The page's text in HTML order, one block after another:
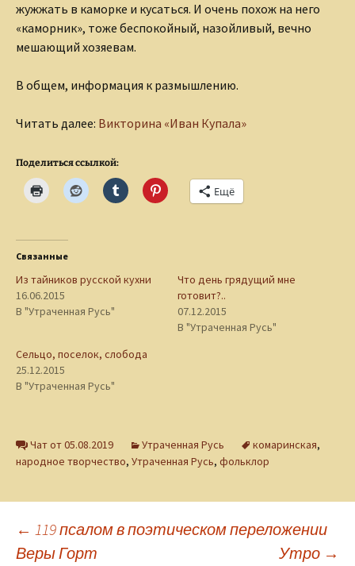
жужжать в каморке и кусаться. И очень похож на него
«каморник», тоже беспокойный, назойливый, вечно
мешающий хозяевам.
В общем, информация к размышлению.
Читать далее: Викторина «Иван Купала»
Поделиться ссылкой:
Ещё
Связанные
Из тайников русской кухни
16.06.2015
В "Утраченная Русь"
Что день грядущий мне
готовит?..
07.12.2015
В "Утраченная Русь"
Сельцо, поселок, слобода
25.12.2015
В "Утраченная Русь"
Чат от 05.08.2019 Утраченная Русь комаринская,
народное творчество, Утраченная Русь, фольклор
Навигация
← 119 псалом в поэтическом переложении
Веры Горт
Утро →